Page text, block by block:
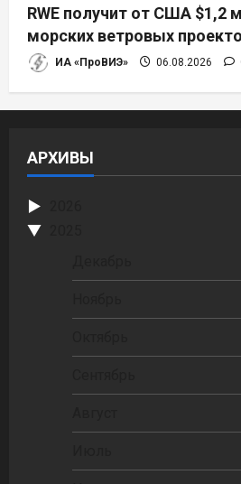
RWE получит от США $1,2
морских ветровых
ИА «ПроВИЭ» 06.08.2026
АРХИВЫ